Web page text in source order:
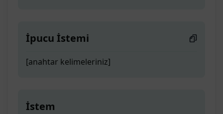
İpucu İstemi
[anahtar kelimeleriniz]
İstem